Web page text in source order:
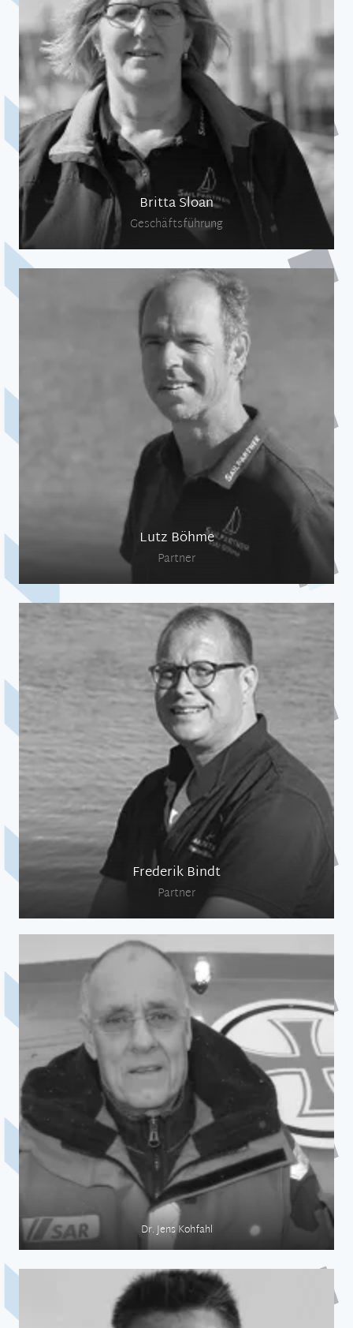
Vertrieb
Trainings
Britta Sloan
Geschäftsführung
Marketing & Kommunikation, Pressearbeit,
Trainings
Lutz Böhme
Partner
Sicherheitstraining
Skippertraining
Frederik Bindt
Partner
Sicherheitstraining
Dr. Jens Kohfahl